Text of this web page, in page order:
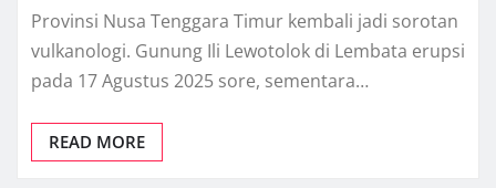
Provinsi Nusa Tenggara Timur kembali jadi sorotan
vulkanologi. Gunung Ili Lewotolok di Lembata erupsi
pada 17 Agustus 2025 sore, sementara…
READ MORE